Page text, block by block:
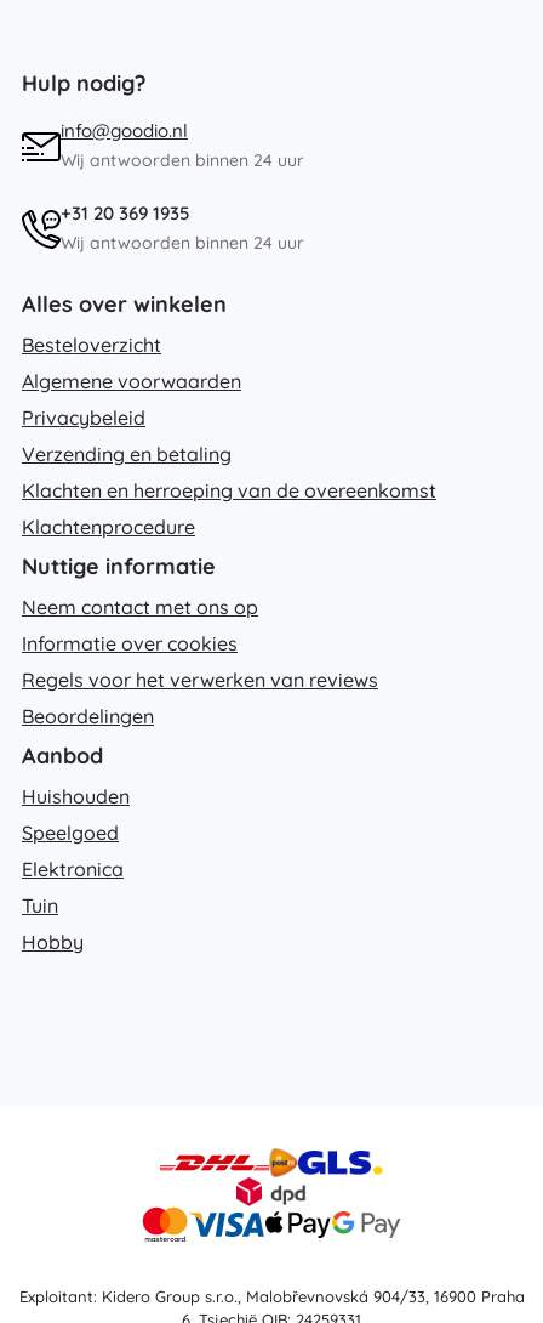
Hulp nodig?
info@goodio.nl
Wij antwoorden binnen 24 uur
+31 20 369 1935
Wij antwoorden binnen 24 uur
Alles over winkelen
Besteloverzicht
Algemene voorwaarden
Privacybeleid
Verzending en betaling
Klachten en herroeping van de overeenkomst
Klachtenprocedure
Nuttige informatie
Neem contact met ons op
Informatie over cookies
Regels voor het verwerken van reviews
Beoordelingen
Aanbod
Huishouden
Speelgoed
Elektronica
Tuin
Hobby
Exploitant: Kidero Group s.r.o., Malobřevnovská 904/33, 16900 Praha
6, Tsjechië OIB: 24259331